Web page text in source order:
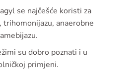
se najčešće koristi za
trihomonijazu, anaerobne
su dobro poznati i u
primjeni.